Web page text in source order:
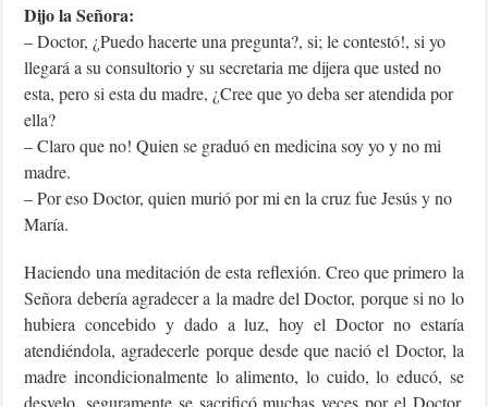
Dijo la Señora:
– Doctor, ¿Puedo hacerte una pregunta?, si; le contestó!, si yo
llegará a su consultorio y su secretaria me dijera que usted no
esta, pero si esta du madre, ¿Cree que yo deba ser atendida por
ella?
– Claro que no! Quien se graduó en medicina soy yo y no mi
madre.
– Por eso Doctor, quien murió por mi en la cruz fue Jesús y no
María.
Haciendo una meditación de esta reflexión. Creo que primero la
Señora debería agradecer a la madre del Doctor, porque si no lo
hubiera concebido y dado a luz, hoy el Doctor no estaría
atendiéndola, agradecerle porque desde que nació el Doctor, la
madre incondicionalmente lo alimento, lo cuido, lo educó, se
desvelo, seguramente se sacrificó muchas veces por el Doctor,